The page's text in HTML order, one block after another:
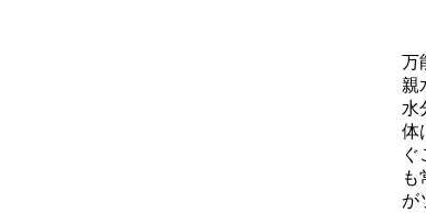
万
親
水
体
ぐ
も
が